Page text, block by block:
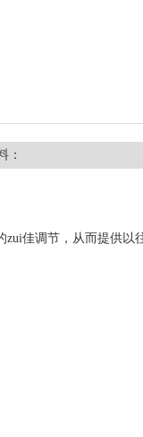
：
佳调节，从而提供以